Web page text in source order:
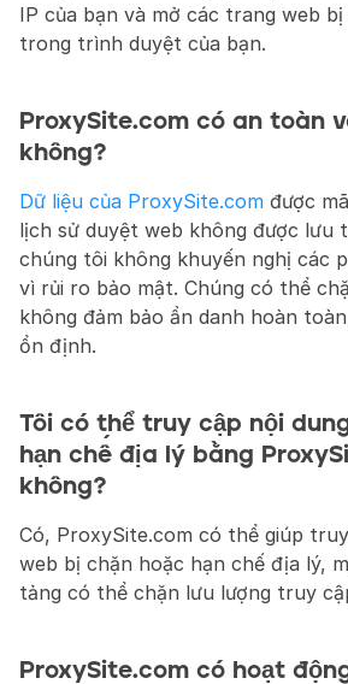
IP của bạn và mở các trang web
trong trình duyệt của bạn.
ProxySite.com có an toàn
không?
Dữ liệu của ProxySite.com được
lịch sử duyệt web không được lưu
chúng tôi không khuyến nghị các
vì rủi ro bảo mật. Chúng có thể
không đảm bảo ẩn danh hoàn
ổn định.
Tôi có thể truy cập nội
hạn chế địa lý bằng
không?
Có, ProxySite.com có thể giúp
web bị chặn hoặc hạn chế địa lý,
tảng có thể chặn lưu lượng truy
ProxySite.com có hoạt